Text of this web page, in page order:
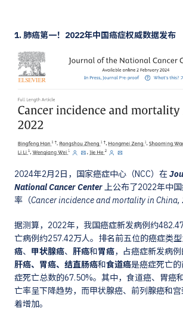
1. 肺癌第一！2022年中国癌症权威数据发布
2024年2月2日，国家癌症中心（NCC）在
National Cancer Center上公布了2022年中
率（Cancer incidence and mortality in China,
据测算，2022年，我国癌症新发病例约
亡病例约257.42万人。排名前五位的癌症类
癌、 甲状腺癌、肝癌和胃癌，占癌症新发病
肝癌、胃癌、结直肠癌和食道癌是癌症死亡
症死亡总数的67.50%。其中，食道癌、胃癌
亡率呈下降趋势，而甲状腺癌、前列腺癌和
着增加。